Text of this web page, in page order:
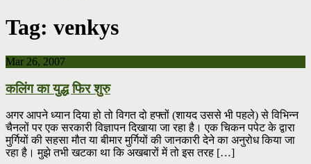
Tag: venkys
Mar 26, 2007
कलिंग का युद्ध फिर शुरु
अगर आपने ध्यान दिया हो तो विगत दो हफ्तों (शायद उससे भी पहले) से विभिन्न
चैनलों पर एक सरकारी विज्ञापन दिखाया जा रहा है। एक चिकन पपेट के द्वारा
मुर्गियों की सहसा मौत या बीमार मुर्गियों की जानकारी देने का अनुरोध किया जा
रहा है। मुझे तभी खटका था कि अखबारों में तो इस तरह […]